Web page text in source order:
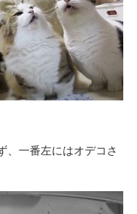
、一番左にはオデコさ